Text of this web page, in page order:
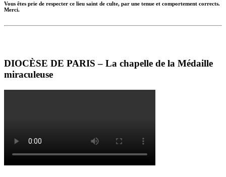
Vous êtes prie de respecter ce lieu saint de culte, par une tenue et comportement corrects.
Merci.
DIOCÈSE DE PARIS – La chapelle de la Médaille
miraculeuse